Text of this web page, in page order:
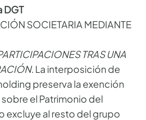
DGT
SOCIETARIA MEDIANTE
TRAS UNA
. La interposición de
preserva la exención
el Patrimonio del
excluye al resto del grupo